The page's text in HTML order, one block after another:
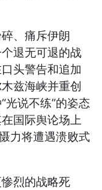
、痛斥伊朗
退无可退的战
头警告和追加
兹海峡并重创
光说不练”的姿态
国际舆论场上
力将遭遇溃败式
烈的战略死